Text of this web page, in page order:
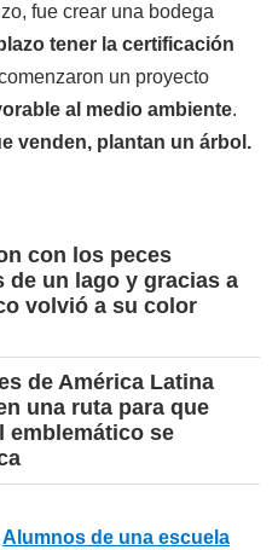
fue crear una bodega
tener la certificación
un proyecto
al medio ambiente.
venden, plantan un árbol.
con los peces
de un lago y gracias a
volvió a su color
de América Latina
una ruta para que
emblemático se
Alumnos de una escuela